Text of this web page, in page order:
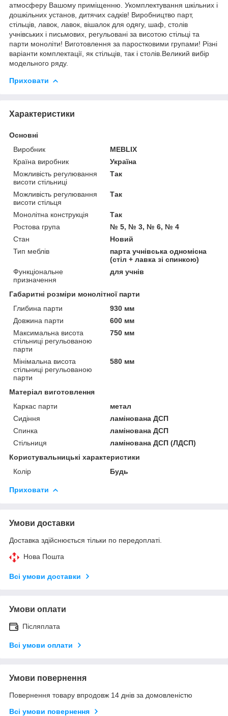
атмосферу Вашому приміщенню. Укомплектування шкільних і
дошкільних установ, дитячих садків! Виробництво парт,
стільців, лавок, лавок, вішалок для одягу, шаф, столів
учнівських і письмових, регульовані за висотою стільці та
парти моноліти! Виготовлення за паростковими групами! Різні
варіанти комплектації, як стільців, так і столів.Великий вибір
модельного ряду.
Приховати
Характеристики
Основні
Виробник
MEBLIX
Країна виробник
Україна
Можливість регулювання
висоти стільниці
Так
Можливість регулювання
висоти стільця
Так
Монолітна конструкція
Так
Ростова група
№ 5, № 3, № 6, № 4
Стан
Новий
Тип меблів
парта учнівська одномісна
(стіл + лавка зі спинкою)
Функціональне
призначення
для учнів
Габаритні розміри монолітної парти
Глибина парти
930 мм
Довжина парти
600 мм
Максимальна висота
стільниці регульованою
парти
750 мм
Мінімальна висота
стільниці регульованою
парти
580 мм
Матеріал виготовлення
Каркас парти
метал
Сидіння
ламінована ДСП
Спинка
ламінована ДСП
Стільниця
ламінована ДСП (ЛДСП)
Користувальницькі характеристики
Колір
Будь
Приховати
Умови доставки
Доставка здійснюється тільки по передоплаті.
Нова Пошта
Всі умови доставки
Умови оплати
Післяплата
Всі умови оплати
Умови повернення
Повернення товару впродовж 14 днів за домовленістю
Всі умови повернення